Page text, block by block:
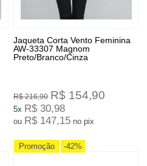
Jaqueta Corta Vento Feminina
AW-33307 Magnom
Preto/Branco/Cinza
R$ 216,90 R$ 154,90
5x R$ 30,98
ou R$ 147,15 no pix
Promoção -42%